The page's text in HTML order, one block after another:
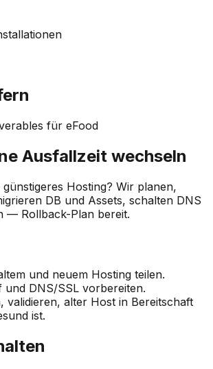
für eFood
Ausfallzeit wechseln
Hosting? Wir planen,
DB und Assets, schalten DNS
— Rollback-Plan bereit.
und neuem Hosting teilen.
und DNS/SSL vorbereiten.
validieren, alter Host in Bereitschaft
ist.